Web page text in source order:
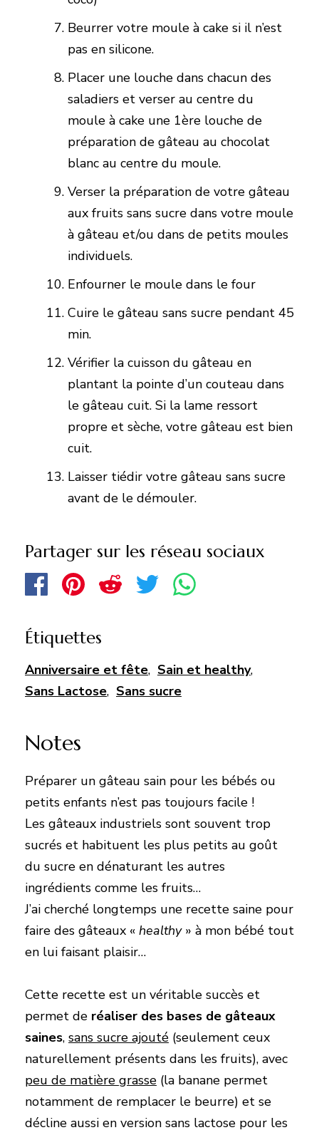
Beurrer votre moule à cake si il n’est
pas en silicone.
Placer une louche dans chacun des
saladiers et verser au centre du
moule à cake une 1ère louche de
préparation de gâteau au chocolat
blanc au centre du moule.
Verser la préparation de votre gâteau
aux fruits sans sucre dans votre moule
à gâteau et/ou dans de petits moules
individuels.
Enfourner le moule dans le four
Cuire le gâteau sans sucre pendant 45
min.
Vérifier la cuisson du gâteau en
plantant la pointe d’un couteau dans
le gâteau cuit. Si la lame ressort
propre et sèche, votre gâteau est bien
cuit.
Laisser tiédir votre gâteau sans sucre
avant de le démouler.
Partager sur les réseau sociaux
Étiquettes
Anniversaire et fête, Sain et healthy,
Sans Lactose, Sans sucre
Notes
Préparer un gâteau sain pour les bébés ou
petits enfants n’est pas toujours facile !
Les gâteaux industriels sont souvent trop
sucrés et habituent les plus petits au goût
du sucre en dénaturant les autres
ingrédients comme les fruits…
J’ai cherché longtemps une recette saine pour
faire des gâteaux « healthy» à mon bébé tout
en lui faisant plaisir…
Cette recette est un véritable succès et
permet de réaliser des bases de gâteaux
saines, sans sucre ajouté (seulement ceux
naturellement présents dans les fruits), avec
peu de matière grasse (la banane permet
notamment de remplacer le beurre) et se
décline aussi en version sans lactose pour les